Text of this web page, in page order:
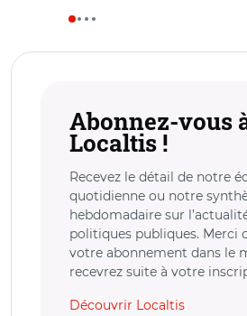
Abonnez-vous
Localtis !
Recevez le détail de notre
quotidienne ou notre
hebdomadaire sur
politiques publiques. Merci
votre abonnement dans le
recevrez suite à votre
Découvrir Localtis